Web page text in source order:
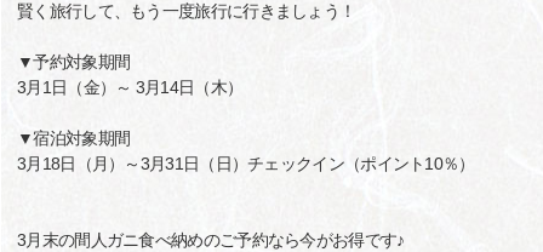
賢く旅行して、もう一度旅行に行きましょう！
▼予約対象期間
3月1日（金）～ 3月14日（木）
▼宿泊対象期間
3月18日（月）～3月31日（日）チェックイン（ポイント10％）
3月末の間人ガニ食べ納めのご予約なら今がお得です♪